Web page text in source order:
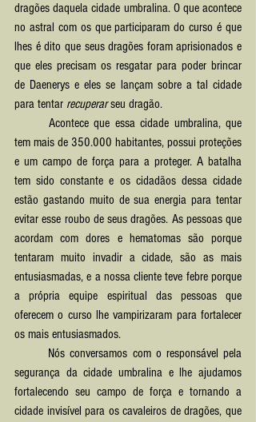
dragões daquela cidade umbralina. O que acontece
no astral com os que participaram do curso é que
lhes é dito que seus dragões foram aprisionados e
que eles precisam os resgatar para poder brincar
de Daenerys e eles se lançam sobre a tal cidade
para tentar recuperar seu dragão.
tem mais de 350.000 habitantes, possui proteções
e um campo de força para a proteger. A batalha
tem sido constante e os cidadãos dessa cidade
estão gastando muito de sua energia para tentar
evitar esse roubo de seus dragões. As pessoas que
acordam com dores e hematomas são porque
tentaram muito invadir a cidade, são as mais
entusiasmadas, e a nossa cliente teve febre porque
a própria equipe espiritual das pessoas que
oferecem o curso lhe vampirizaram para fortalecer
os mais entusiasmados.
segurança da cidade umbralina e lhe ajudamos
fortalecendo seu campo de força e tornando a
cidade invisível para os cavaleiros de dragões, que